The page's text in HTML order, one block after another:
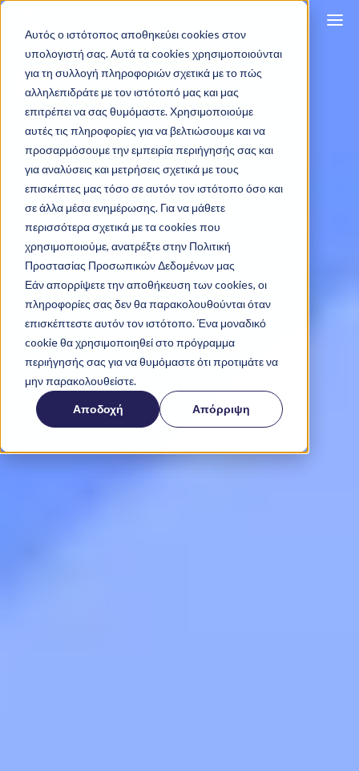
Αυτός ο ιστότοπος αποθηκεύει cookies στον
υπολογιστή σας. Αυτά τα cookies χρησιμοποιούνται
για τη συλλογή πληροφοριών σχετικά με το πώς
αλληλεπιδράτε με τον ιστότοπό μας και μας
επιτρέπει να σας θυμόμαστε. Χρησιμοποιούμε
αυτές τις πληροφορίες για να βελτιώσουμε και να
προσαρμόσουμε την εμπειρία περιήγησής σας και
για αναλύσεις και μετρήσεις σχετικά με τους
επισκέπτες μας τόσο σε αυτόν τον ιστότοπο όσο και
σε άλλα μέσα ενημέρωσης. Για να μάθετε
περισσότερα σχετικά με τα cookies που
χρησιμοποιούμε, ανατρέξτε στην Πολιτική
Προστασίας Προσωπικών Δεδομένων μας
Εάν απορρίψετε την αποθήκευση των cookies, οι
πληροφορίες σας δεν θα παρακολουθούνται όταν
επισκέπτεστε αυτόν τον ιστότοπο. Ένα μοναδικό
cookie θα χρησιμοποιηθεί στο πρόγραμμα
περιήγησής σας για να θυμόμαστε ότι προτιμάτε να
μην παρακολουθείστε.
Αποδοχή Απόρριψη